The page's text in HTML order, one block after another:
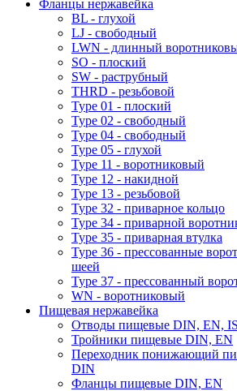
Фланцы нержавейка
BL - глухой
LJ - свободный
LWN - длинный
SO - плоский
SW - раструбный
THRD - резьбовой
Type 01 - плоский
Type 02 - свободный
Type 04 - свободный
Type 05 - глухой
Type 11 - воротниковый
Type 12 - накидной
Type 13 - резьбовой
Type 32 - приварное кольцо
Type 34 - приварной
Type 35 - приварная втулка
Type 36 - прессованные
шеей
Type 37 - прессованный
WN - воротниковый
Пищевая нержавейка
Отводы пищевые DIN, EN,
Тройники пищевые DIN, EN
Переходник понижающий
DIN
Фланцы пищевые DIN, EN